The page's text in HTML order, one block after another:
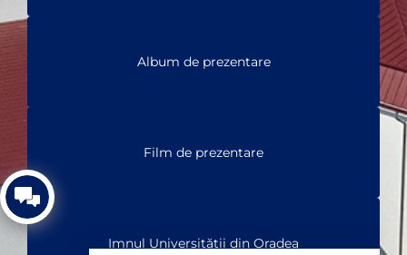
Album de prezentare
Film de prezentare
Imnul Universității din Oradea